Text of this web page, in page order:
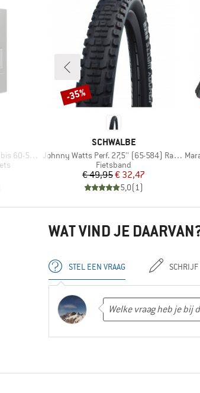
622/635
MERK
SCHWALBE
Artikel
Johnny Watts Perf. 27,5'' (65-584) Raceguard FB
Productgroep
Fietsband
Prijs
€ 49,95Verlaagde prijs
€ 32,47
5,0(1)
Korting
-35%
WAT VIND JE
STEL EEN VRAAG